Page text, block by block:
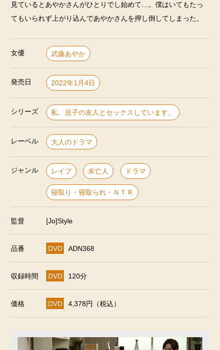
見ているとあやかさんがひとりでし始めて…。僕はいてもたっ
てもいられず上がり込んであやかさんを押し倒してしまった。
女優 武藤あやか
発売日 2022年1月4日
シリーズ 私、息子の友人とセックスしています。
レーベル 大人のドラマ
ジャンル レイプ 未亡人 ドラマ
寝取り・寝取られ・ＮＴＲ
監督 [Jo]Style
品番 DVD ADN368
収録時間 DVD 120分
価格 DVD 4,378円（税込）